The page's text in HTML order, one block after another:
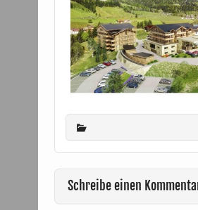
Schreibe einen